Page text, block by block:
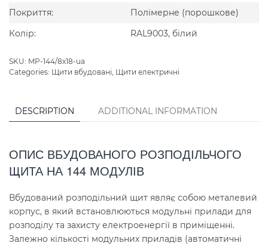
Покриття:
Полімерне (порошкове)
Колір:
RAL9003, білий
SKU: MP-144/8x18-ua
Categories: Щити вбудовані Щити електричні
DESCRIPTION ADDITIONAL INFORMATION
ОПИС ВБУДОВАНОГО РОЗПОДІЛЬЧОГО
ЩИТА НА 144 МОДУЛІВ
Вбудований розподільний щит являє собою металевий
корпус, в який встановлюються модульні прилади для
розподілу та захисту електроенергії в приміщенні.
Залежно кількості модульних приладів (автоматичні